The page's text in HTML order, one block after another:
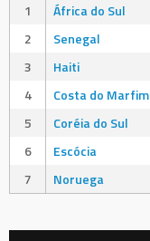
1
África do Sul
2
Senegal
3
Haiti
4
Costa do Marfim
5
Coréia do Sul
6
Escócia
7
Noruega